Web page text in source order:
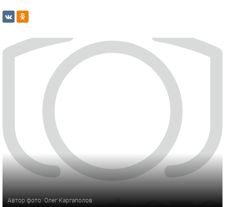
Автор фото: Олег Каргаполов